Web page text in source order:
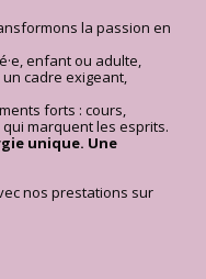
la passion en
enfant ou adulte,
cadre exigeant,
forts : cours,
marquent les esprits.
unique. Une
nos prestations sur